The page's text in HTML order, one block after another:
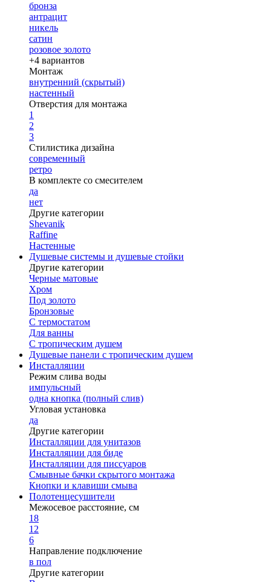
бронза
антрацит
никель
сатин
розовое золото
+4 вариантов
Монтаж
внутренний (скрытый)
настенный
Отверстия для монтажа
1
2
3
Стилистика дизайна
современный
ретро
В комплекте со смесителем
да
нет
Другие категории
Shevanik
Raffine
Настенные
Душевые системы и душевые стойки
Другие категории
Черные матовые
Хром
Под золото
Бронзовые
С термостатом
Для ванны
С тропическим душем
Душевые панели с тропическим душем
Инсталляции
Режим слива воды
импульсный
одна кнопка (полный слив)
Угловая установка
да
Другие категории
Инсталляции для унитазов
Инсталляции для биде
Инсталляции для писсуаров
Смывные бачки скрытого монтажа
Кнопки и клавиши смыва
Полотенцесушители
Межосевое расстояние, см
18
12
6
Направление подключение
в пол
Другие категории